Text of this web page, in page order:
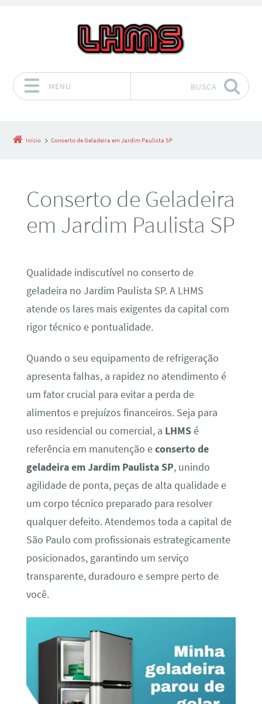
MENU BUSCA
Início Conserto de Geladeira em Jardim Paulista SP
Conserto de Geladeira
em Jardim Paulista SP
Qualidade indiscutível no conserto de
geladeira no Jardim Paulista SP. A LHMS
atende os lares mais exigentes da capital com
rigor técnico e pontualidade.
Quando o seu equipamento de refrigeração
apresenta falhas, a rapidez no atendimento é
um fator crucial para evitar a perda de
alimentos e prejuízos financeiros. Seja para
uso residencial ou comercial, a LHMSé
referência em manutenção econserto de
geladeira em Jardim Paulista SP, unindo
agilidade de ponta, peças de alta qualidade e
um corpo técnico preparado para resolver
qualquer defeito. Atendemos toda a capital de
São Paulo com profissionais estrategicamente
posicionados, garantindo um serviço
transparente, duradouro e sempre perto de
você.